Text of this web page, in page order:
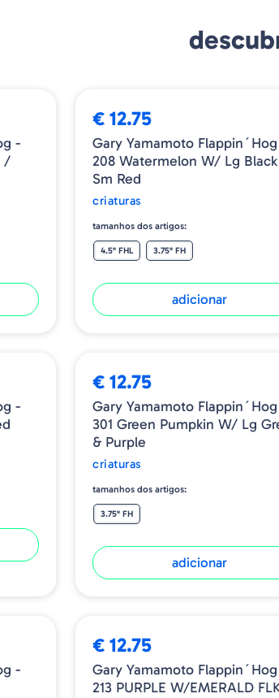
-
/
€ 12.75
Gary Yamamoto
208 Watermelon W/ Lg
Sm Red
criaturas
tamanhos dos artigos:
4.5" FHL 3.75" FH
adicionar
-
€ 12.75
Gary Yamamoto
301 Green Pumpkin W/ Lg
& Purple
criaturas
tamanhos dos artigos:
3.75" FH
adicionar
-
€ 12.75
Gary Yamamoto
213 PURPLE W/EMERALD